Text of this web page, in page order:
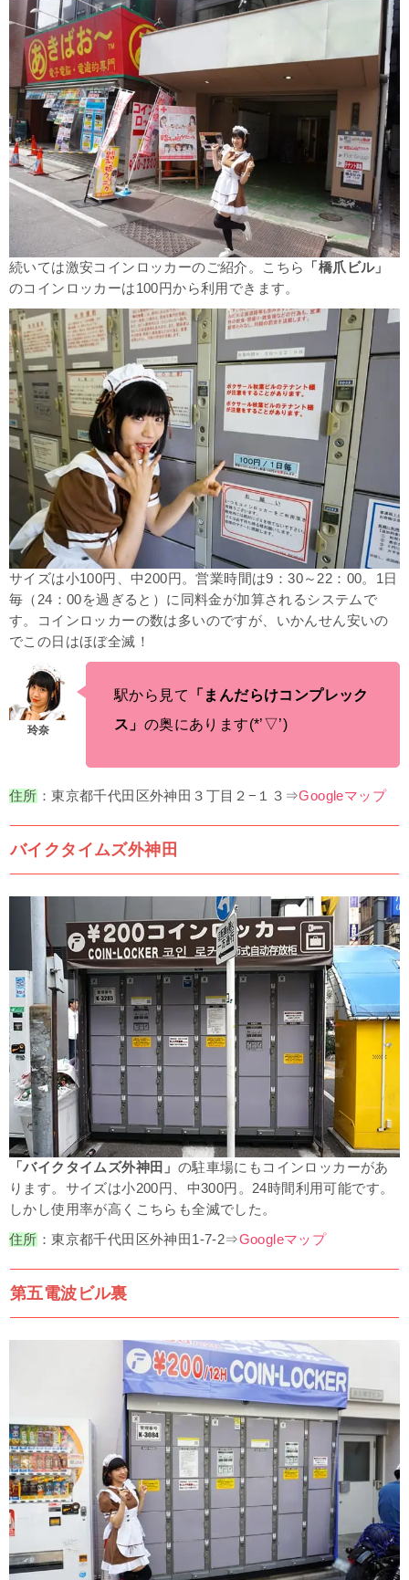
続いては激安コインロッカーのご紹介。こちら
「橋爪ビル」
のコインロッカーは100円から利用できます。
サイズは小100円、中200円。営業時間は9：30～22：00。1日
毎（24：00を過ぎると）に同料金が加算されるシステムで
す。コインロッカーの数は多いのですが、いかんせん安いの
でこの日はほぼ全滅！
駅から見て
「まんだらけコンプレック
ス」 の奥にあります(*’▽’)
住所 ：東京都千代田区外神田３丁目２−１３⇒Googleマップ
バイクタイムズ外神田
「バイクタイムズ外神田」 の駐車場にもコインロッカーがあ
ります。サイズは小200円、中300円。24時間利用可能です。
しかし使用率が高くこちらも全滅でした。
住所 ：東京都千代田区外神田1-7-2⇒Googleマップ
第五電波ビル裏